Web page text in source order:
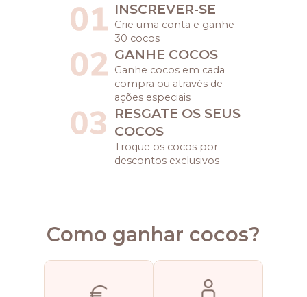
INSCREVER-SE
Crie uma conta e ganhe
30 cocos
GANHE COCOS
Ganhe cocos em cada
compra ou através de
ações especiais
RESGATE OS SEUS
COCOS
Troque os cocos por
descontos exclusivos
Como ganhar cocos?